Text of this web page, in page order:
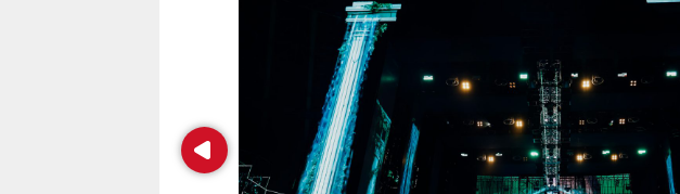
Prev